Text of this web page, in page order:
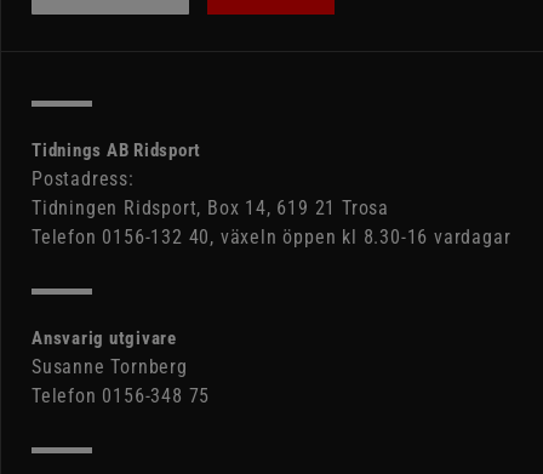
Tidnings AB Ridsport
Postadress:
Tidningen Ridsport, Box 14, 619 21 Trosa
Telefon 0156-132 40, växeln öppen kl 8.30-16 vardagar
Ansvarig utgivare
Susanne Tornberg
Telefon 0156-348 75